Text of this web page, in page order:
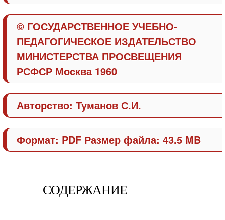
© ГОСУДАРСТВЕННОЕ УЧЕБНО-
ПЕДАГОГИЧЕСКОЕ ИЗДАТЕЛЬСТВО
МИНИСТЕРСТВА ПРОСВЕЩЕНИЯ
РСФСР Москва 1960
Авторство: Туманов С.И.
Формат: PDF Размер файла: 43.5 MB
СОДЕРЖАНИЕ